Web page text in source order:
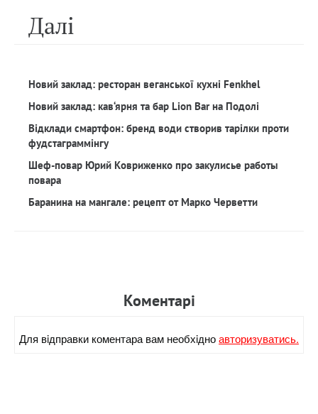
Далi
Новий заклад: ресторан веганської кухні Fenkhel
Новий заклад: кав‘ярня та бар Lion Bar на Подолі
Відклади смартфон: бренд води створив тарілки проти
фудстаграммінгу
Шеф-повар Юрий Ковриженко про закулисье работы
повара
Баранина на мангале: рецепт от Марко Черветти
Коментарi
Для вiдправки коментара вам необхiдноавторизуватись.